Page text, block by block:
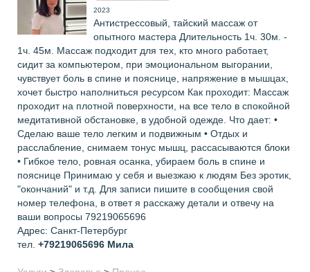
2023
Антистрессовый, тайский массаж от
опытного мастера Длительность 1ч. 30м. -
1ч. 45м. Массаж подходит для тех, кто много работает,
сидит за компьютером, при эмоциональном выгорании,
чувствует боль в спине и пояснице, напряжение в мышцах,
хочет быстро наполниться ресурсом Как проходит: Массаж
проходит на плотной поверхности, на все тело в спокойной
медитативной обстановке, в удобной одежде. Что дает: •
Сделаю ваше тело легким и подвижным • Отдых и
расслабление, снимаем тонус мышц, рассасываются блоки
• Гибкое тело, ровная осанка, убираем боль в спине и
пояснице Принимаю у себя и выезжаю к людям Без эрoтик,
"окончаний" и т.д. Для записи пишите в сообщения свой
номер телефона, в ответ я расскажу детали и отвечу на
ваши вопросы 79219065696
Адрес: Санкт-Петербург
тел. +79219065696 Мила